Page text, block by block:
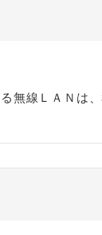
無線ＬＡＮは